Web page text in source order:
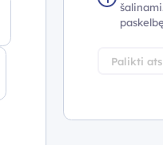
Palikti